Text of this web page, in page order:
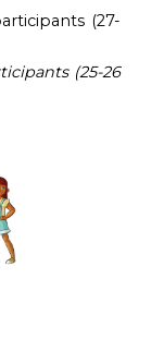
(27-
(25-26